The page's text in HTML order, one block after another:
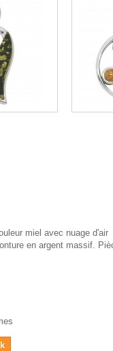
miel avec nuage d'air
en argent massif.